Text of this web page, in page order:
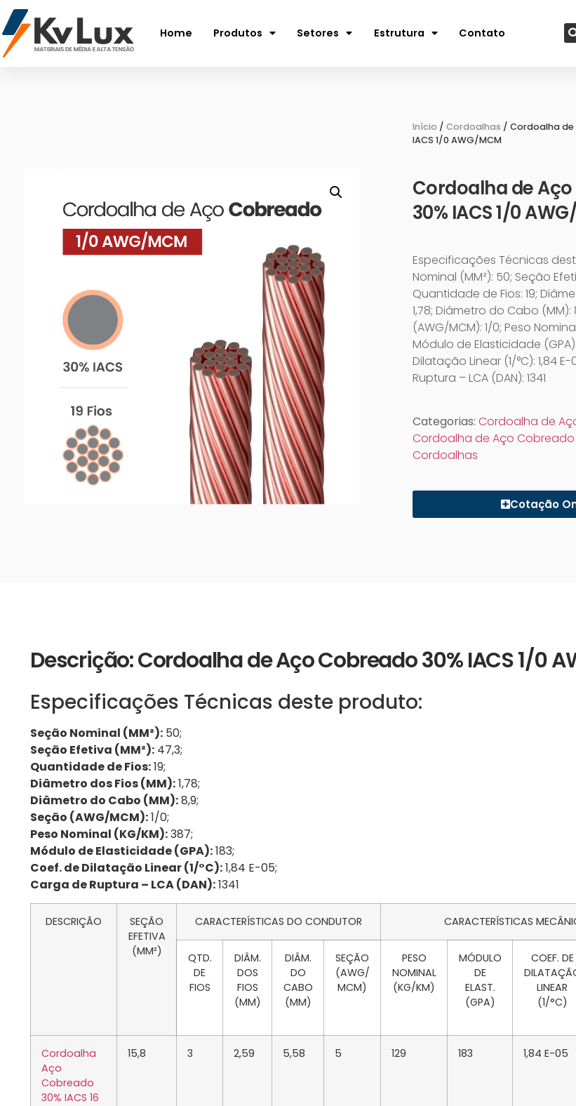
Home Produtos Setores Estrutura Contato
Início / Cordoalhas / Cordoalha de
IACS 1/0 AWG/MCM
Cordoalha de
30% IACS 1/0
Especificações Técnicas
Nominal (MM²): 50; Seção
Quantidade de Fios: 19;
1,78; Diâmetro do Cabo (MM):
(AWG/MCM): 1/0; Peso
Módulo de Elasticidade
Dilatação Linear (1/°C): 1,84
Ruptura – LCA (DAN): 1341
Categorias: Cordoalha de
Cordoalha de Aço Cobreado
Cordoalhas
Cotação
Descrição: Cordoalha de Aço Cobreado 30% IACS 1/0
Especificações Técnicas deste produto:
Seção Nominal (MM²): 50;
Seção Efetiva (MM²): 47,3;
Quantidade de Fios:19;
Diâmetro dos Fios (MM):1,78;
Diâmetro do Cabo (MM):8,9;
Seção (AWG/MCM):1/0;
Peso Nominal (KG/KM):387;
Módulo de Elasticidade (GPA):183;
Coef. de Dilatação Linear (1/°C):1,84 E-05;
Carga de Ruptura – LCA (DAN):1341
DESCRIÇÃO
SEÇÃO
EFETIVA
(MM²)
CARACTERÍSTICAS DO CONDUTOR CARACTERÍSTICAS
QTD.
DE
FIOS
DIÂM.
DOS
FIOS
(MM)
DIÂM.
DO
CABO
(MM)
SEÇÃO
(AWG/
MCM)
PESO
NOMINAL
(KG/KM)
MÓDULO
DE
ELAST.
(GPA)
COEF. DE
LINEAR
(1/°C)
Cordoalha
Aço
Cobreado
30% IACS 16
15,8 3 2,59 5,58 5 129 183 1,84 E-05